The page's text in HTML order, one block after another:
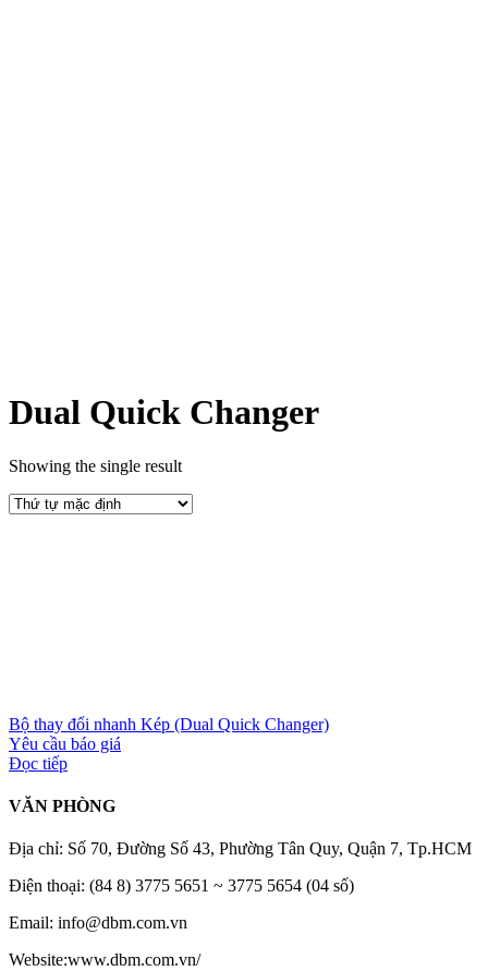
Dual Quick Changer
Showing the single result
Bộ thay đổi nhanh Kép (Dual Quick Changer)
Yêu cầu báo giá
Đọc tiếp
VĂN PHÒNG
Địa chỉ: Số 70, Đường Số 43, Phường Tân Quy, Quận 7, Tp.HCM
Điện thoại: (84 8) 3775 5651 ~ 3775 5654 (04 số)
Email: info@dbm.com.vn
Website:www.dbm.com.vn/